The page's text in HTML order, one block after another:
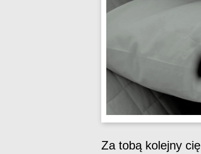
Za tobą kolejny